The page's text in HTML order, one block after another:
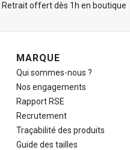
Retrait offert dès 1h en boutique
Navigation de pied de page
MARQUE
Qui sommes-nous ?
Nos engagements
Rapport RSE
Recrutement
Traçabilité des produits
Guide des tailles